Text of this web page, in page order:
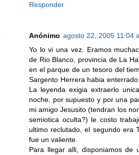
Responder
Anónimo agosto 22, 2005 11:04
Yo lo vi una vez. Eramos
de Rio Blanco, provincia de La
en el parque de un tesoro del
Sargento Herrera habia
La leyenda exigia extraerlo
noche, por supuesto y por una
mi amigo Jesusito (tendran los
semiotica oculta?) le costo
ultimo reclutado, el segundo era
fue un valiente.
Para llegar alli, disponiamos de